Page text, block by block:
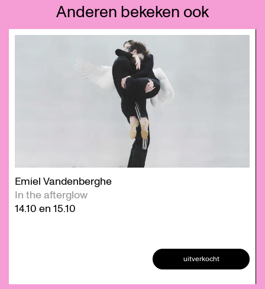
Anderen bekeken ook
Overslaan
Emiel Vandenberghe
In the afterglow
14.10 en 15.10
uitverkocht